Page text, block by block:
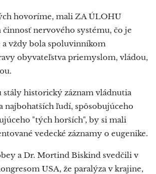
hovoríme, mali ZA ÚLOHU
nervového systému, čo je
a vždy bola spoluvinníkom
obyvateľstva priemyslom, vládou,
stály historický záznam vládnutia
najbohatších ľudí, spôsobujúceho
"tých horších", by si mali
vedecké záznamy o eugenike.
a Dr. Mortind Biskind svedčili v
USA, že paralýza v krajine,